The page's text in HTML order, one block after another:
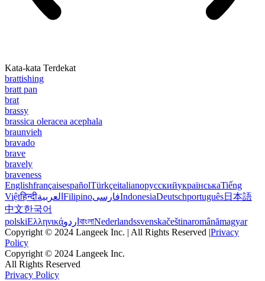
Kata-kata Terdekat
brattishing
bratt pan
brat
brassy
brassica oleracea acephala
braunvieh
bravado
brave
bravely
braveness
EnglishfrançaisespañolTürkçeitalianoрусскийукраїнськаTiếng
Việtहिन्दीالعربية FilipinoفارسیIndonesiaDeutschportuguês日本語
中文한국어
polskiΕλληνικάاردو বাংলাNederlandssvenskačeštinaromânămagyar
Copyright © 2024 Langeek Inc. | All Rights Reserved |Privacy
Policy
Copyright © 2024 Langeek Inc.
All Rights Reserved
Privacy Policy